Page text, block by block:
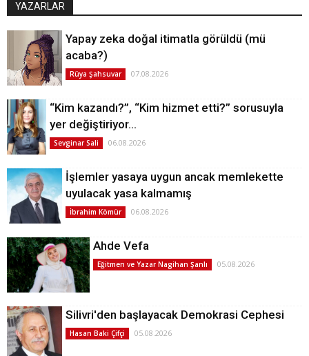
YAZARLAR
Yapay zeka doğal itimatla görüldü (mü
acaba?)
Rüya Şahsuvar 07.08.2026
“Kim kazandı?”, “Kim hizmet etti?” sorusuyla
yer değiştiriyor…
Sevginar Sali 06.08.2026
İşlemler yasaya uygun ancak memlekette
uyulacak yasa kalmamış
İbrahim Kömür 06.08.2026
Ahde Vefa
Eğitmen ve Yazar Nagihan Şanlı 05.08.2026
Silivri'den başlayacak Demokrasi Cephesi
Hasan Baki Çifçi 05.08.2026